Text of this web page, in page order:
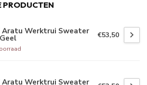
PRODUCTEN
Aratu Werktrui Sweater €53,50
Aratu Werktrui Sweater